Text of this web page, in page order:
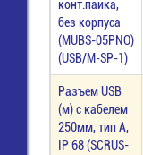
конт.пайка,
без корпуса
(MUBS-05PNO)
(USB/M-SP-1)
Разъем USB
(м) c кабелем
250мм, тип А,
IP 68 (SCRUS-